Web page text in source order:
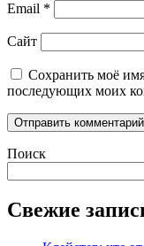
Email *
Сайт
Сохранить моё
последующих моих
Поиск
Свежие